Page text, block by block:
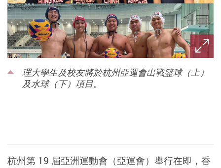
理大學生及校友將於杭州亞運會出戰籃球（上）
及水球（下）項目。
杭州第 19 屆亞洲運動會（亞運會）舉行在即，香